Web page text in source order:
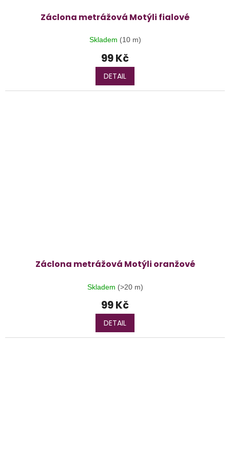
Záclona metrážová Motýli fialové
Skladem (10 m)
99 Kč
DETAIL
Záclona metrážová Motýli oranžové
Skladem (>20 m)
99 Kč
DETAIL